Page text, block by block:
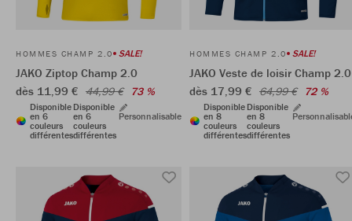
HOMMES CHAMP 2.0 SALE!
JAKO Ziptop Champ 2.0
dès 11,99 € 44,99 € 73 %
Disponible
en 6
couleurs
différentes
Disponible
en 6
couleurs
différentes
Personnalisable
HOMMES CHAMP 2.0 SALE!
JAKO Veste de loisir Champ 2.0
dès 17,99 € 64,99 € 72 %
Disponible
en 8
couleurs
différentes
Disponible
en 8
couleurs
différentes